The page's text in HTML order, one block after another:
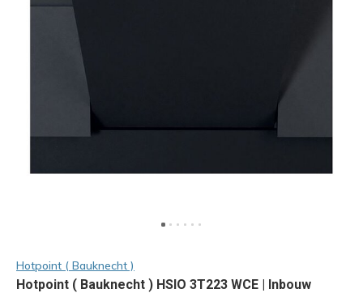
Hotpoint ( Bauknecht )
Hotpoint ( Bauknecht ) HSIO 3T223 WCE | Inbouw